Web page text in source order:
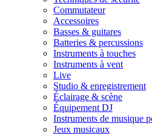
Commutateur
Accessoires
Basses & guitares
Batteries & percussions
Instruments à touches
Instruments à vent
Live
Studio & enregistrement
Éclairage & scène
Équipement DJ
Instruments de musique
Jeux musicaux